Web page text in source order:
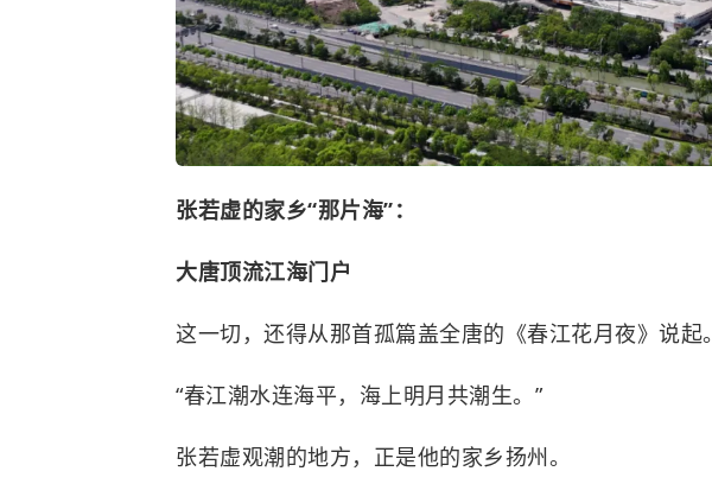
张若虚的家乡“那片海”：
大唐顶流江海门户
这一切，还得从那首孤篇盖全唐的《春江花月夜》说起。
“春江潮水连海平，海上明月共潮生。”
张若虚观潮的地方，正是他的家乡扬州。